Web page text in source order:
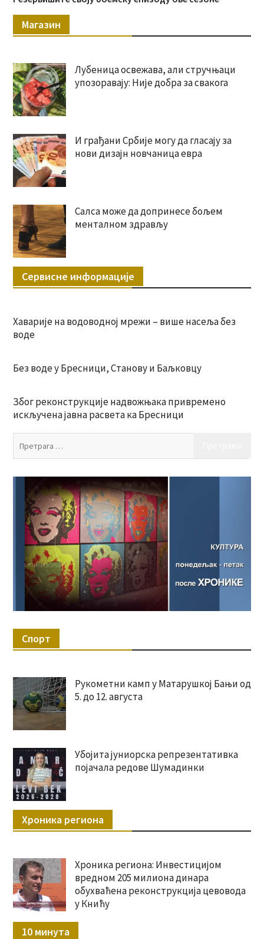
Магазин
Лубеница освежава, али стручњаци
упозоравају: Није добра за свакога
И грађани Србије могу да гласају за
нови дизајн новчаница евра
Салса може да допринесе бољем
менталном здрављу
Сервисне информације
Хаварије на водоводној мрежи – више насеља без
воде
Без воде у Бресници, Станову и Баљковцу
Због реконструкције надвожњака привремено
искључена јавна расвета ка Бресници
Спорт
Рукометни камп у Матарушкој Бањи од
5. до 12. августа
Убојита јуниорска репрезентативка
појачала редове Шумадинки
Хроника региона
Хроника региона: Инвестицијом
вредном 205 милиона динара
обухваћена реконструкција цевовода
у Книћу
10 минута